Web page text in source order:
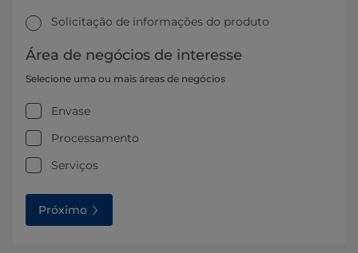
Solicitação de informações do produto
Área de negócios de interesse
Selecione uma ou mais áreas de negócios
Envase
Processamento
Serviços
Próximo